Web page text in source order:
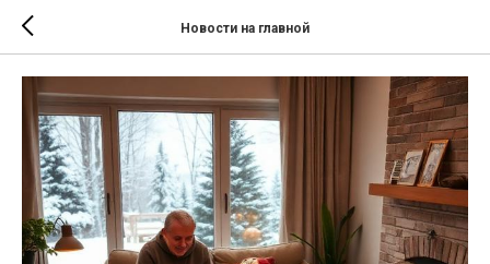
Новости на главной